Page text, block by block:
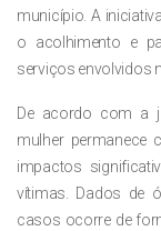
município. A
o acolhimento e
serviços envolvidos
De acordo com a
mulher permanece
impactos
vítimas. Dados de
casos ocorre de